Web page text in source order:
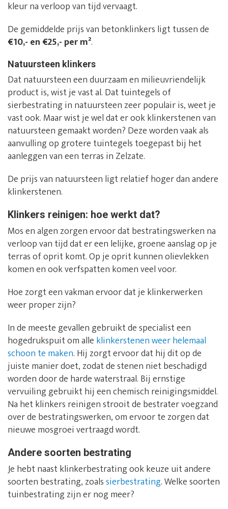
kleur na verloop van tijd vervaagt.
De gemiddelde prijs van betonklinkers ligt tussen de
€10,- en €25,- per m².
Natuursteen klinkers
Dat natuursteen een duurzaam en milieuvriendelijk
product is, wist je vast al. Dat tuintegels of
sierbestrating in natuursteen zeer populair is, weet je
vast ook. Maar wist je wel dat er ook klinkerstenen van
natuursteen gemaakt worden? Deze worden vaak als
aanvulling op grotere tuintegels toegepast bij het
aanleggen van een terras in Zelzate.
De prijs van natuursteen ligt relatief hoger dan andere
klinkerstenen.
Klinkers reinigen: hoe werkt dat?
Mos en algen zorgen ervoor dat bestratingswerken na
verloop van tijd dat er een lelijke, groene aanslag op je
terras of oprit komt. Op je oprit kunnen olievlekken
komen en ook verfspatten komen veel voor.
Hoe zorgt een vakman ervoor dat je klinkerwerken
weer proper zijn?
In de meeste gevallen gebruikt de specialist een
hogedrukspuit om alle klinkerstenen weer helemaal
schoon te maken. Hij zorgt ervoor dat hij dit op de
juiste manier doet, zodat de stenen niet beschadigd
worden door de harde waterstraal. Bij ernstige
vervuiling gebruikt hij een chemisch reinigingsmiddel.
Na het klinkers reinigen strooit de bestrater voegzand
over de bestratingswerken, om ervoor te zorgen dat
nieuwe mosgroei vertraagd wordt.
Andere soorten bestrating
Je hebt naast klinkerbestrating ook keuze uit andere
soorten bestrating, zoalssierbestrating. Welke soorten
tuinbestrating zijn er nog meer?